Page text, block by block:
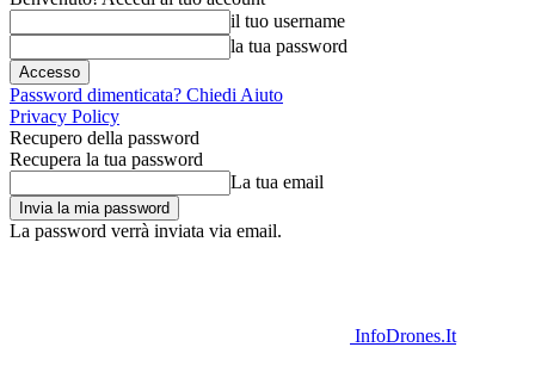
il tuo username
la tua password
Password dimenticata? Chiedi Aiuto
Privacy Policy
Recupero della password
Recupera la tua password
La tua email
La password verrà inviata via email.
InfoDrones.It